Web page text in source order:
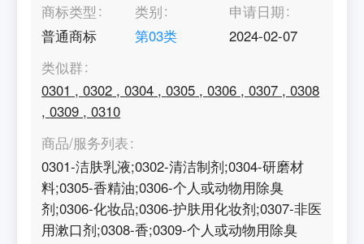
商标类型
普通商标
类别
第03类
申请日期
2024-02-07
类似群
0301 ,0302 ,0304 ,0305 ,0306 ,0307 ,0308
,0309 ,0310
商品/服务列表
0301-洁肤乳液;0302-清洁制剂;0304-研磨材
料;0305-香精油;0306-个人或动物用除臭
剂;0306-化妆品;0306-护肤用化妆剂;0307-非医
用漱口剂;0308-香;0309-个人或动物用除臭